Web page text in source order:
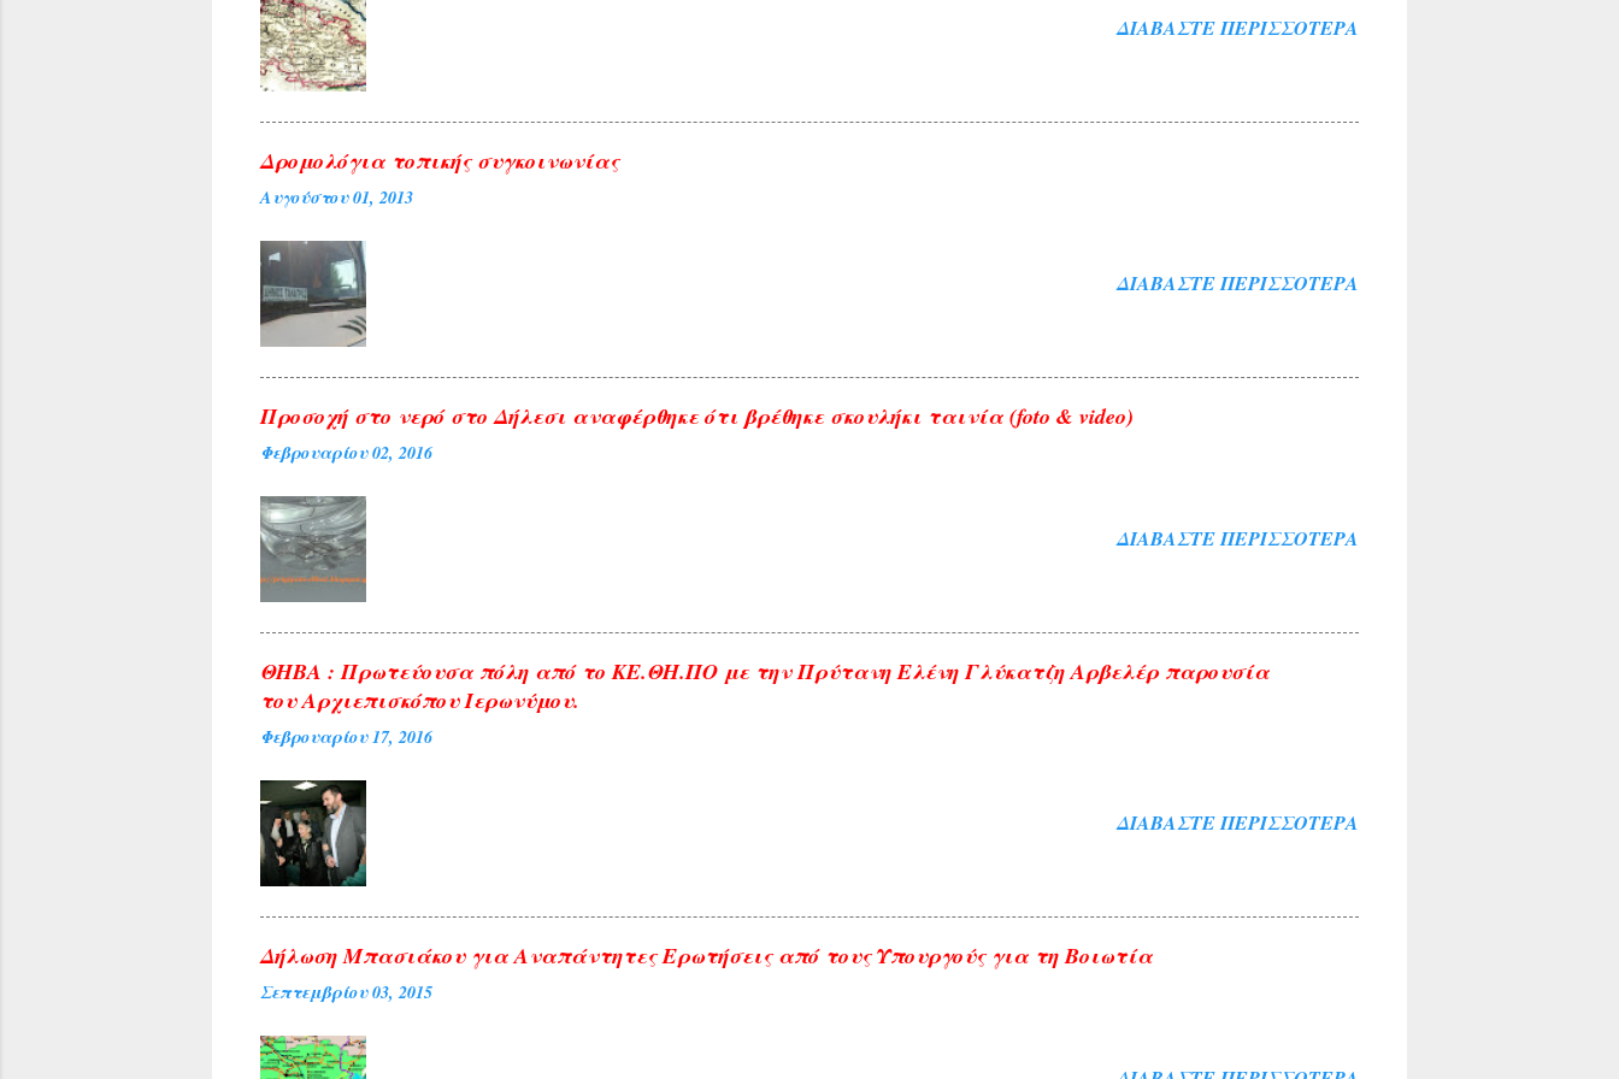
ΔΙΑΒΆΣΤΕ ΠΕΡΙΣΣΌΤΕΡΑ
Δρομολόγια τοπικής συγκοινωνίας
Αυγούστου 01, 2013
ΔΙΑΒΆΣΤΕ ΠΕΡΙΣΣΌΤΕΡΑ
Προσοχή στο νερό στο Δήλεσι αναφέρθηκε ότι βρέθηκε σκουλήκι ταινία (foto & video)
Φεβρουαρίου 02, 2016
ΔΙΑΒΆΣΤΕ ΠΕΡΙΣΣΌΤΕΡΑ
ΘΗΒΑ : Πρωτεύουσα πόλη από το ΚΕ.ΘΗ.ΠΟ με την Πρύτανη Ελένη Γλύκατζη Αρβελέρ παρουσία
του Αρχιεπισκόπου Ιερωνύμου.
Φεβρουαρίου 17, 2016
ΔΙΑΒΆΣΤΕ ΠΕΡΙΣΣΌΤΕΡΑ
Δήλωση Μπασιάκου για Αναπάντητες Ερωτήσεις από τους Υπουργούς για τη Βοιωτία
Σεπτεμβρίου 03, 2015